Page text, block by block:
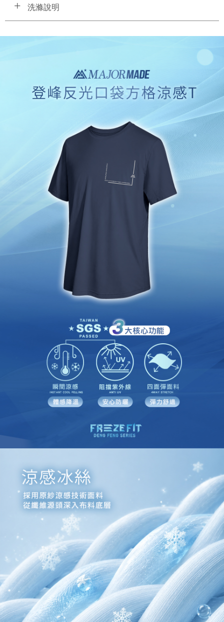
洗滌說明